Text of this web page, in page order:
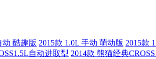
动 酷趣版 2015款 1.0L 手动 萌动版 2015款
自动进取型 2014款 熊猫经典